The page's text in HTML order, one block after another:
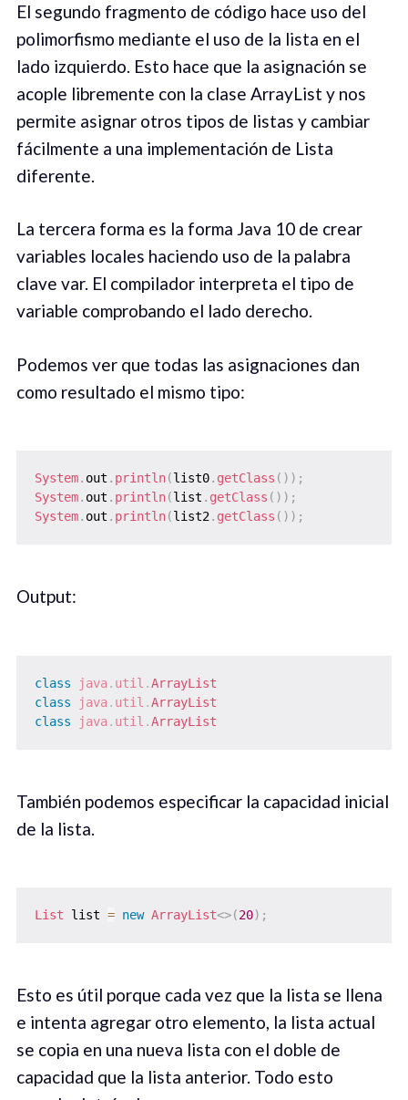
El segundo fragmento de código hace uso del
polimorfismo mediante el uso de la lista en el
lado izquierdo. Esto hace que la asignación se
acople libremente con la clase ArrayList y nos
permite asignar otros tipos de listas y cambiar
fácilmente a una implementación de Lista
diferente.
La tercera forma es la forma Java 10 de crear
variables locales haciendo uso de la palabra
clave var. El compilador interpreta el tipo de
variable comprobando el lado derecho.
Podemos ver que todas las asignaciones dan
como resultado el mismo tipo:
System. out . println(list0. getClass ( ) ) ;
System. out . println(list . getClass ( ) ) ;
System. out . println(list2. getClass ( ) ) ;
Output:
class java. util .ArrayList
class
java. util .ArrayList
class
java. util .ArrayList
También podemos especificar la capacidad inicial
de la lista.
List list = new ArrayList<>(20) ;
Esto es útil porque cada vez que la lista se llena
e intenta agregar otro elemento, la lista actual
se copia en una nueva lista con el doble de
capacidad que la lista anterior. Todo esto